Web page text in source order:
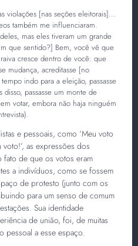
violações [nas seções eleitorais]...
também me influenciaram.
mas eles tiveram um grande
que sentido?] Bem, você vê que
cresce dentro de você: que
mudança, acreditasse [no
indo para a eleição, passasse
passasse um monte de
votar, embora não haja ninguém
e pessoais, como ‘Meu voto
as expressões dos
fato de que os votos eram
a indivíduos, como se fossem
de protesto (junto com os
para um senso de comum
Sua identidade
de união, foi, de muitas
pessoal a esse espaço.